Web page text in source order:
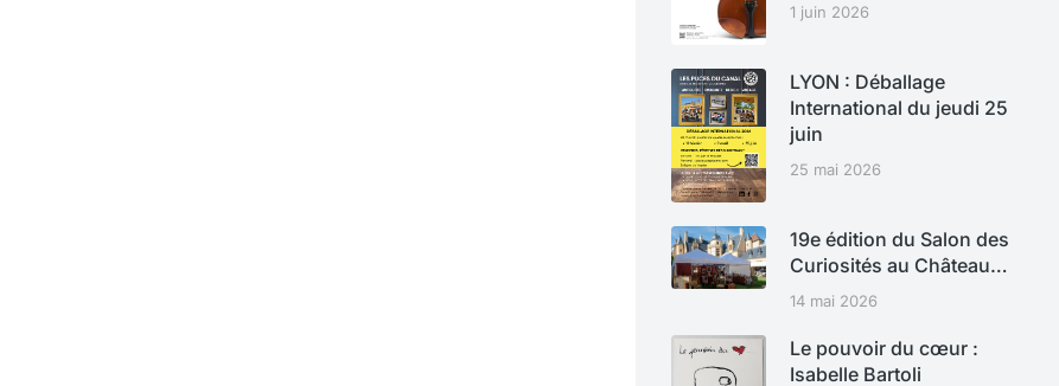
1 juin 2026
LYON : Déballage
International du jeudi 25
juin
25 mai 2026
19e édition du Salon des
Curiosités au Château…
14 mai 2026
Le pouvoir du cœur :
Isabelle Bartoli